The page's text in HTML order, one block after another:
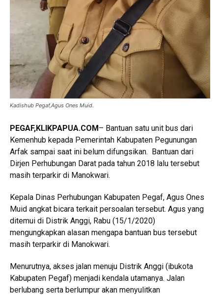
Kadishub Pegaf,Agus Ones Muid.
PEGAF,KLIKPAPUA.COM– Bantuan satu unit bus dari
Kemenhub kepada Pemerintah Kabupaten Pegunungan
Arfak sampai saat ini belum difungsikan. Bantuan dari
Dirjen Perhubungan Darat pada tahun 2018 lalu tersebut
masih terparkir di Manokwari.
Kepala Dinas Perhubungan Kabupaten Pegaf, Agus Ones
Muid angkat bicara terkait persoalan tersebut. Agus yang
ditemui di Distrik Anggi, Rabu (15/1/2020)
mengungkapkan alasan mengapa bantuan bus tersebut
masih terparkir di Manokwari.
Menurutnya, akses jalan menuju Distrik Anggi (ibukota
Kabupaten Pegaf) menjadi kendala utamanya. Jalan
berlubang serta berlumpur akan menyulitkan